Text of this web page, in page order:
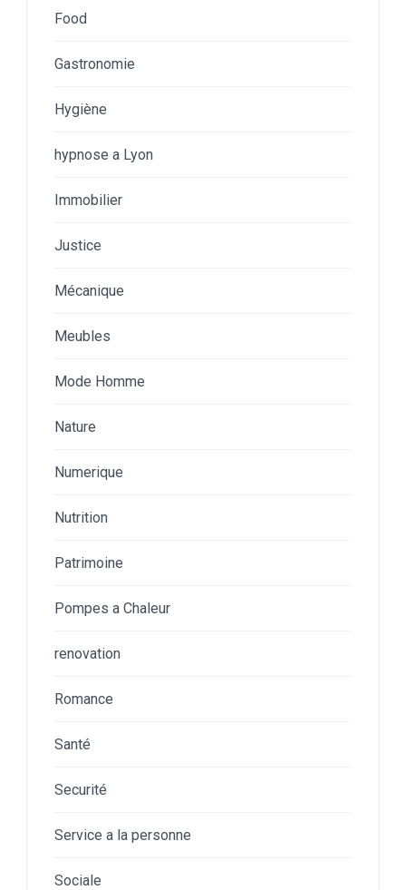
Food
Gastronomie
Hygiène
hypnose a Lyon
Immobilier
Justice
Mécanique
Meubles
Mode Homme
Nature
Numerique
Nutrition
Patrimoine
Pompes a Chaleur
renovation
Romance
Santé
Securité
Service a la personne
Sociale